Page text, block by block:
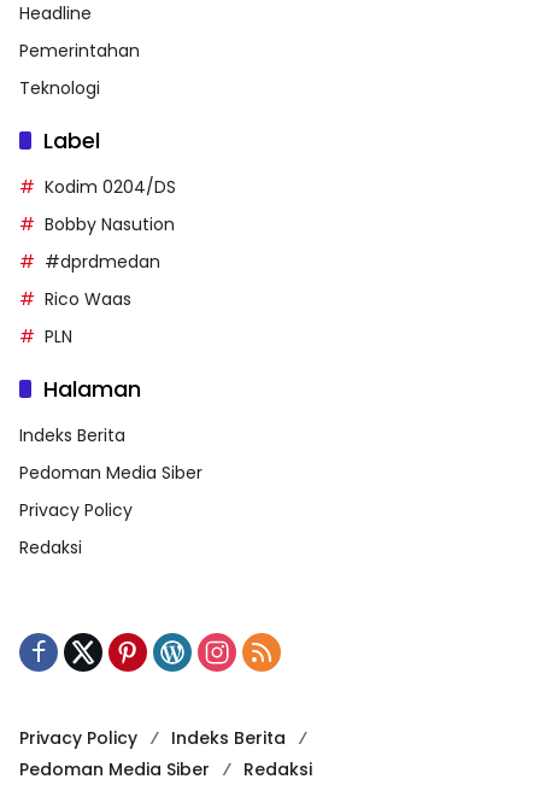
Headline
Pemerintahan
Teknologi
Label
Kodim 0204/DS
Bobby Nasution
#dprdmedan
Rico Waas
PLN
Halaman
Indeks Berita
Pedoman Media Siber
Privacy Policy
Redaksi
Privacy Policy
Indeks Berita
Pedoman Media Siber
Redaksi